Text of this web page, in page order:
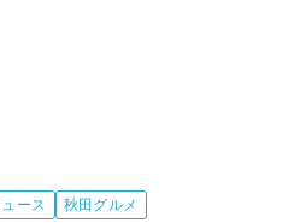
ュース 秋田グルメ